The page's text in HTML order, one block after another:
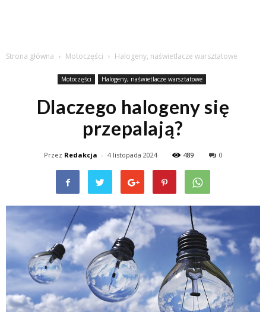
Strona główna Motoczęści Halogeny, naświetlacze warsztatowe
Motoczęści Halogeny, naświetlacze warsztatowe
Dlaczego halogeny się
przepalają?
Przez Redakcja - 4 listopada 2024 489 0